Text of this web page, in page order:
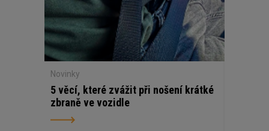
Novinky
5 věcí, které zvážit při nošení krátké
zbraně ve vozidle